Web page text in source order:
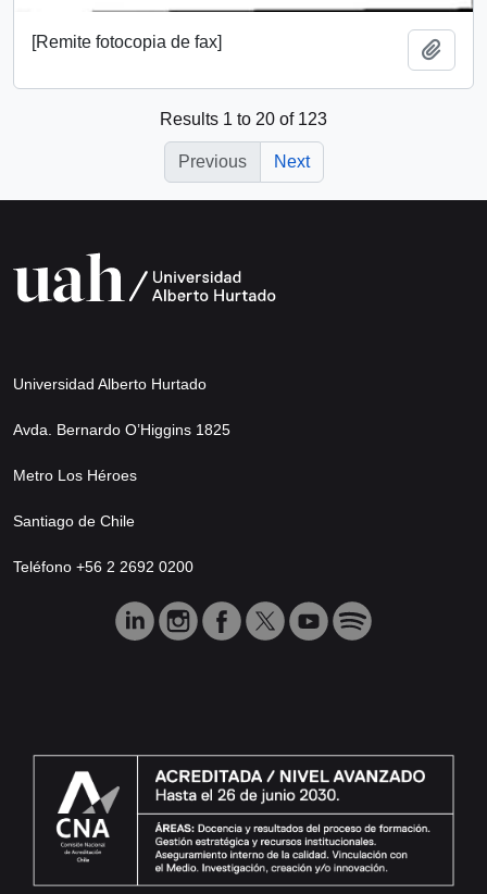
[Remite fotocopia de fax]
Results 1 to 20 of 123
Previous Next
Universidad Alberto Hurtado
Avda. Bernardo O’Higgins 1825
Metro Los Héroes
Santiago de Chile
Teléfono +56 2 2692 0200